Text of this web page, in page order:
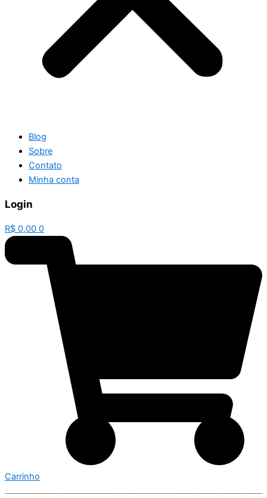
Blog
Sobre
Contato
Minha conta
Login
R$ 0,00 0
Carrinho